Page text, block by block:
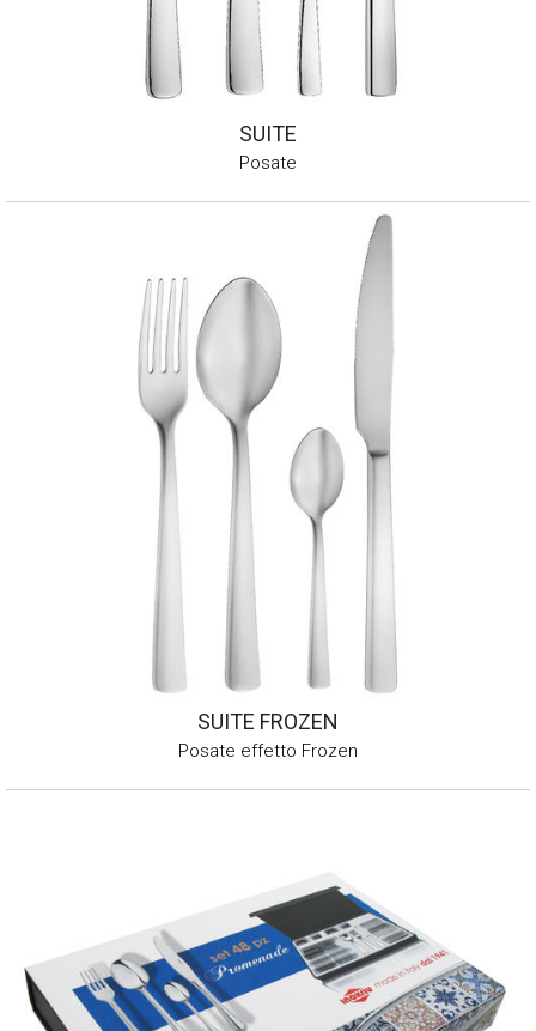
SUITE
Posate
SUITE FROZEN
Posate effetto Frozen